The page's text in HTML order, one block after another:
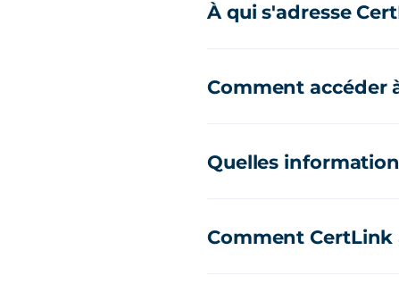
À qui s'adresse
Comment accéder
Quelles
Comment CertLink